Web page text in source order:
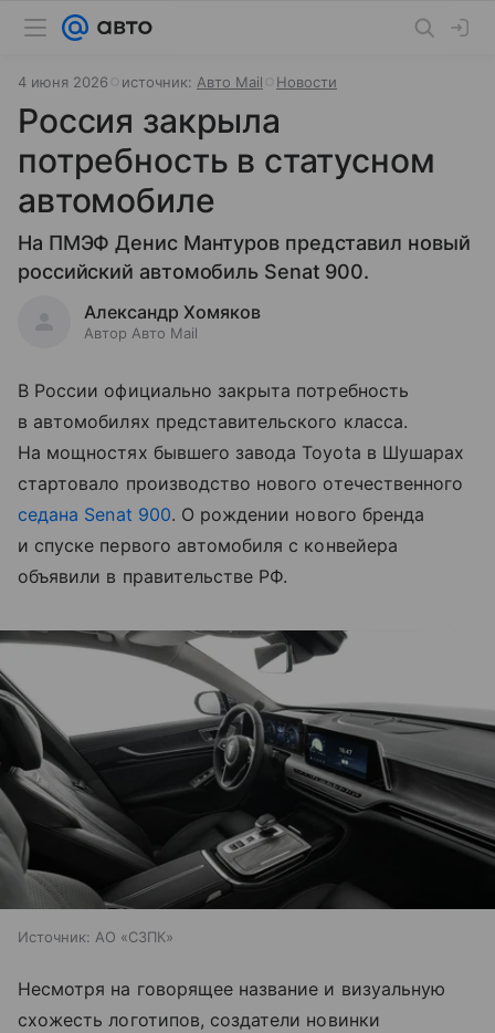
4 июня 2026 источник: Авто Mail Новости
Россия закрыла
потребность в статусном
автомобиле
На ПМЭФ Денис Мантуров представил новый
российский автомобиль Senat 900.
Александр Хомяков
Автор Авто Mail
В России официально закрыта потребность
в автомобилях представительского класса.
На мощностях бывшего завода Toyota в Шушарах
стартовало производство нового отечественного
седана Senat 900. О рождении нового бренда
и спуске первого автомобиля с конвейера
объявили в правительстве РФ.
Источник: АО «СЗПК»
Несмотря на говорящее название и визуальную
схожесть логотипов, создатели новинки